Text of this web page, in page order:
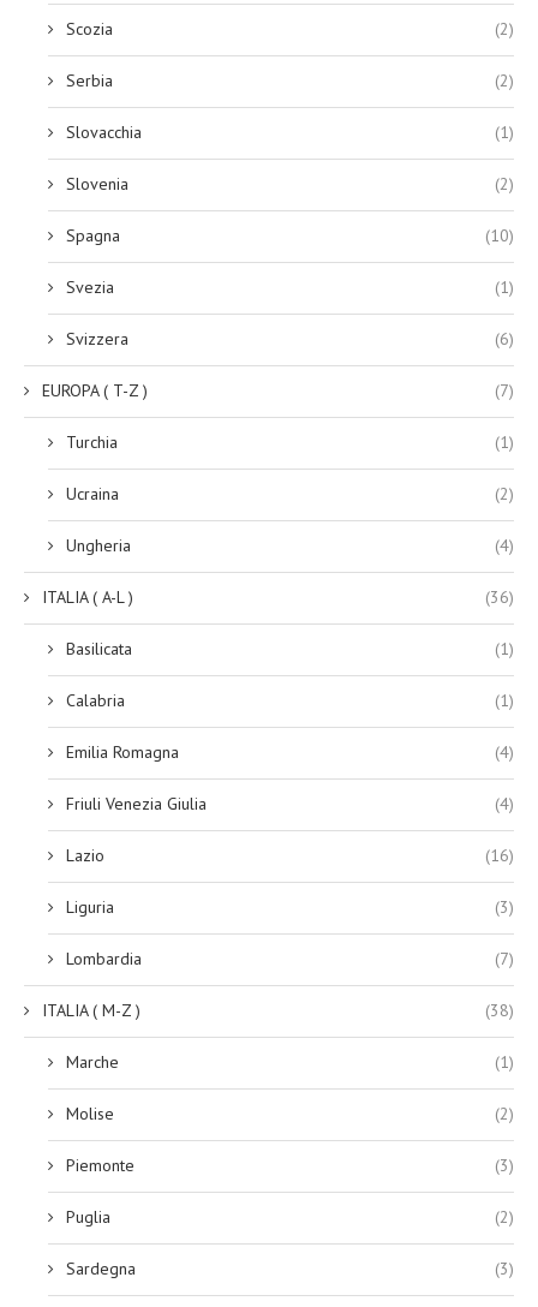
Scozia (2)
Serbia (2)
Slovacchia (1)
Slovenia (2)
Spagna (10)
Svezia (1)
Svizzera (6)
EUROPA ( T-Z ) (7)
Turchia (1)
Ucraina (2)
Ungheria (4)
ITALIA ( A-L ) (36)
Basilicata (1)
Calabria (1)
Emilia Romagna (4)
Friuli Venezia Giulia (4)
Lazio (16)
Liguria (3)
Lombardia (7)
ITALIA ( M-Z ) (38)
Marche (1)
Molise (2)
Piemonte (3)
Puglia (2)
Sardegna (3)